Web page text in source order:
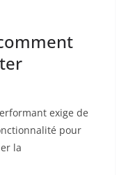
exige de
pour
la